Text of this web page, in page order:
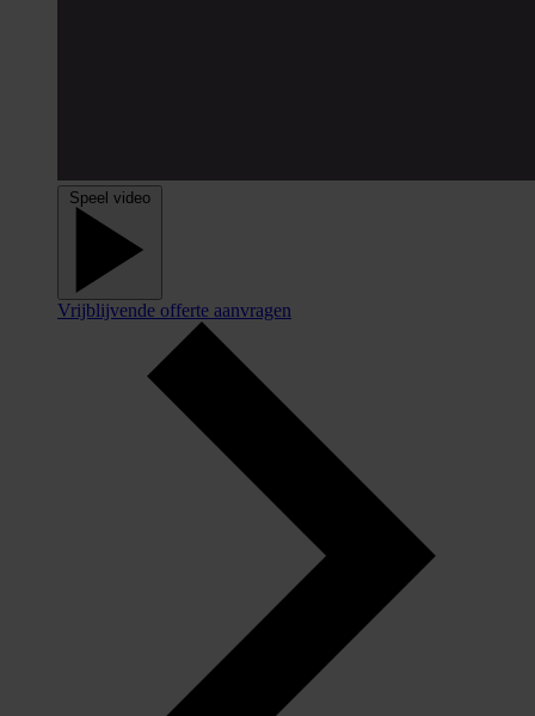
Speel video
Vrijblijvende offerte aanvragen